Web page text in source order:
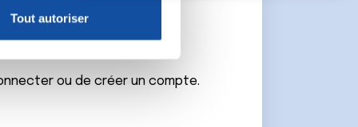
informations que
Tout autoriser
ou de créer un compte.